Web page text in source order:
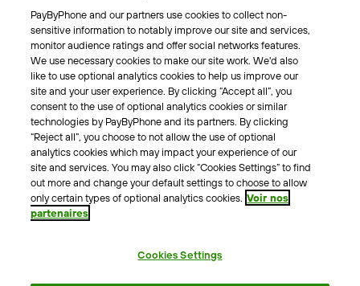
A propos
Notre équipe
Notre actualité
Blog
Autre
Contactez nous
Aide
Contact presse
PayByPhone and our partners use cookies to collect non-
sensitive information to notably improve our site and services,
monitor audience ratings and offer social networks features.
We use necessary cookies to make our site work. We'd also
like to use optional analytics cookies to help us improve our
site and your user experience. By clicking “Accept all”, you
consent to the use of optional analytics cookies or similar
technologies by PayByPhone and its partners. By clicking
“Reject all”, you choose to not allow the use of optional
analytics cookies which may impact your experience of our
site and services. You may also click “Cookies Settings” to find
out more and change your default settings to choose to allow
only certain types of optional analytics cookies. Voir nos
partenaires
Cookies Settings